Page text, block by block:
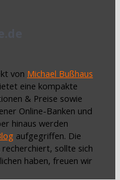
von Michael Bußhaus
eine kompakte
& Preise sowie
Online-Banken und
hinaus werden
aufgegriffen. Die
sollte sich
haben, freuen wir